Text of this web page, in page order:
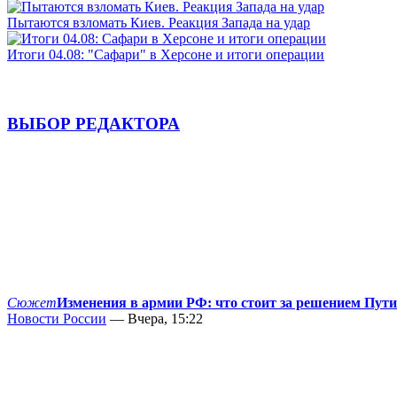
Пытаются взломать Киев. Реакция Запада на удар
Итоги 04.08: "Сафари" в Херсоне и итоги операции
ВЫБОР РЕДАКТОРА
СюжетИзменения в армии РФ: что стоит за решением
Новости России — Вчера, 15:22